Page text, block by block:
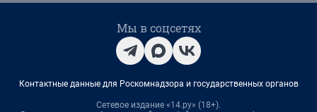
Мы в соцсетях
Контактные данные для Роскомнадзора и государственных органов
Сетевое издание «14.ру» (18+).